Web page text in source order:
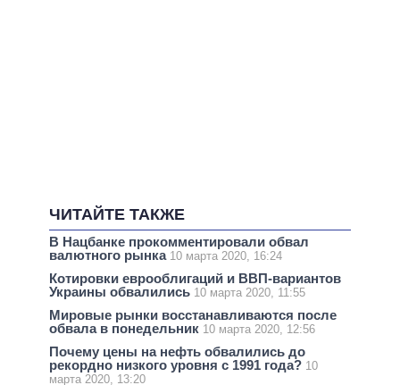
ЧИТАЙТЕ ТАКЖЕ
В Нацбанке прокомментировали обвал
валютного рынка 10 марта 2020, 16:24
Котировки еврооблигаций и ВВП-вариантов
Украины обвалились 10 марта 2020, 11:55
Мировые рынки восстанавливаются после
обвала в понедельник 10 марта 2020, 12:56
Почему цены на нефть обвалились до
рекордно низкого уровня с 1991 года? 10
марта 2020, 13:20